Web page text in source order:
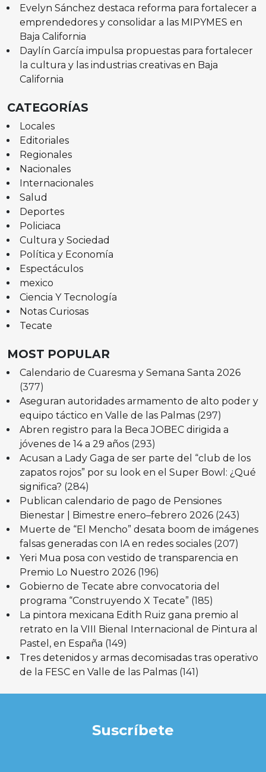
Evelyn Sánchez destaca reforma para fortalecer a
emprendedores y consolidar a las MIPYMES en
Baja California
Daylín García impulsa propuestas para fortalecer
la cultura y las industrias creativas en Baja
California
CATEGORÍAS
Locales
Editoriales
Regionales
Nacionales
Internacionales
Salud
Deportes
Policiaca
Cultura y Sociedad
Política y Economía
Espectáculos
mexico
Ciencia Y Tecnología
Notas Curiosas
Tecate
MOST POPULAR
Calendario de Cuaresma y Semana Santa 2026
(377)
Aseguran autoridades armamento de alto poder y
equipo táctico en Valle de las Palmas (297)
Abren registro para la Beca JOBEC dirigida a
jóvenes de 14 a 29 años (293)
Acusan a Lady Gaga de ser parte del “club de los
zapatos rojos” por su look en el Super Bowl: ¿Qué
significa? (284)
Publican calendario de pago de Pensiones
Bienestar | Bimestre enero–febrero 2026 (243)
Muerte de “El Mencho” desata boom de imágenes
falsas generadas con IA en redes sociales (207)
Yeri Mua posa con vestido de transparencia en
Premio Lo Nuestro 2026 (196)
Gobierno de Tecate abre convocatoria del
programa “Construyendo X Tecate” (185)
La pintora mexicana Edith Ruiz gana premio al
retrato en la VIII Bienal Internacional de Pintura al
Pastel, en España (149)
Tres detenidos y armas decomisadas tras operativo
de la FESC en Valle de las Palmas (141)
Suscríbete